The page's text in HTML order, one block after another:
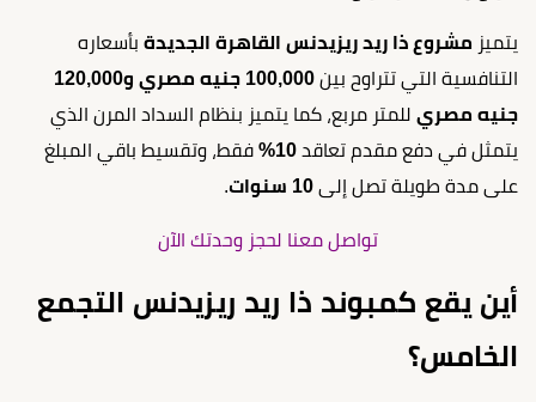
يتميز مشروع ذا ريد ريزيدنس القاهرة الجديدة بأسعاره
التنافسية التي تتراوح بين 100,000 جنيه مصري
و120,000
جنيه مصري للمتر مربع، كما يتميز بنظام السداد المرن الذي
يتمثل في دفع مقدم تعاقد 10%
فقط، وتقسيط باقي المبلغ
على مدة طويلة تصل إلى 10 سنوات .
تواصل معنا لحجز وحدتك الآن
أين يقع كمبوند ذا ريد ريزيدنس التجمع
الخامس؟